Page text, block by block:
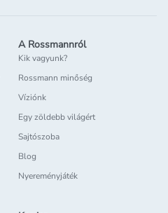
A Rossmannról
Kik vagyunk?
Rossmann minőség
Víziónk
Egy zöldebb világért
Sajtószoba
Blog
Nyereményjáték